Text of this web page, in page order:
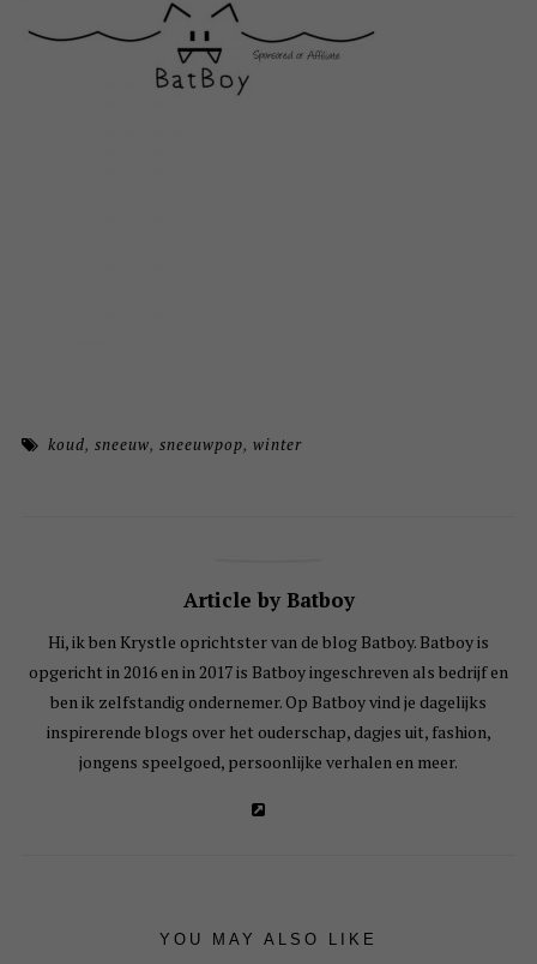
koud,sneeuw,sneeuwpop,winter
Article by Batboy
Hi, ik ben Krystle oprichtster van de blog Batboy. Batboy is
opgericht in 2016 en in 2017 is Batboy ingeschreven als bedrijf en
ben ik zelfstandig ondernemer. Op Batboy vind je dagelijks
inspirerende blogs over het ouderschap, dagjes uit, fashion,
jongens speelgoed, persoonlijke verhalen en meer.
YOU MAY ALSO LIKE